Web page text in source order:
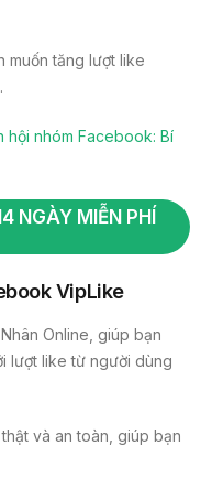
muốn tăng lượt like
hội nhóm Facebook: Bí
NGÀY MIỄN PHÍ
VipLike
Online, giúp bạn
lượt like từ người dùng
và an toàn, giúp bạn